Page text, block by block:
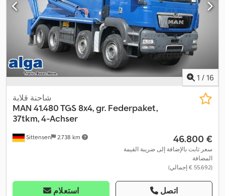
1 / 16
Sittensen 2.738 km
شاحنة قلابة
MAN 41.480 TGS 8x4, gr. Federpaket,
37tkm, 4-Achser
‏46.800 €
سعر ثابت بالإضافة إلى ضريبة القيمة
المضافة
(‏55.692 € إجمالي)
استعلام اتصل